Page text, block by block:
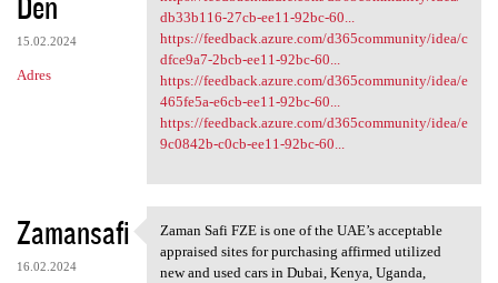
15.02.2024
Adres
db33b116-27cb-ee11-92bc-60...
https://feedback.azure.com/d365community/idea/c
dfce9a7-2bcb-ee11-92bc-60...
https://feedback.azure.com/d365community/idea/e
465fe5a-e6cb-ee11-92bc-60...
https://feedback.azure.com/d365community/idea/e
9c0842b-c0cb-ee11-92bc-60...
Zamansafi
16.02.2024
Zaman Safi FZE is one of the
Zaman Safi FZE is one of the UAE’s acceptable
appraised sites for purchasing affirmed utilized
new and used cars in Dubai, Kenya, Uganda,